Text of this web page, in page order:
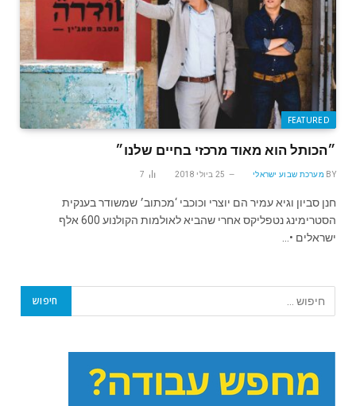
FEATURED
״הכותל הוא מאוד מרכזי בחיים שלנו״
BY מערכת שבוע ישראלי 25 ביולי 2018 7
חנן סביון וגיא עמיר הם יוצרי וכוכבי ‘מכתוב׳ שמשודר בענקית
הסטרימינג נטפליקס אחרי שהביא לאולמות הקולנוע 600 אלף
ישראלים •…